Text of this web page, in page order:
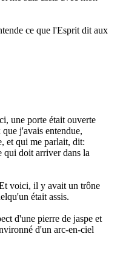
ce que l'Esprit dit aux
une porte était ouverte
j'avais entendue,
et qui me parlait, dit:
doit arriver dans la
voici, il y avait un trône
était assis.
d'une pierre de jaspe et
d'un arc-en-ciel